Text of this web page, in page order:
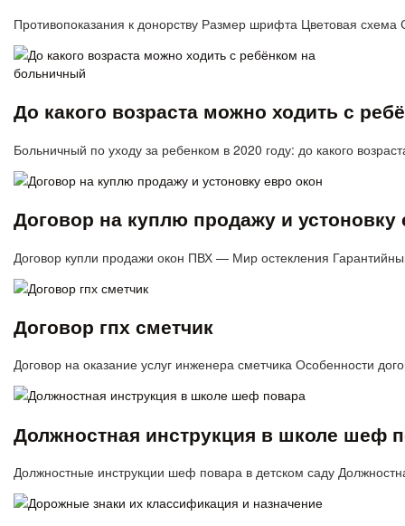
Противопоказания к донорству Размер шрифта Цветовая
До какого возраста можно ходить с
Больничный по уходу за ребенком в 2020 году: до какого
Договор на куплю продажу и устоновку
Договор купли продажи окон ПВХ — Мир остекления
Договор гпх сметчик
Договор на оказание услуг инженера сметчика Особенности
Должностная инструкция в школе шеф
Должностные инструкции шеф повара в детском саду